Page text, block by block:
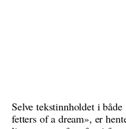
Selve tekstinnholdet i
fetters of a dream», er